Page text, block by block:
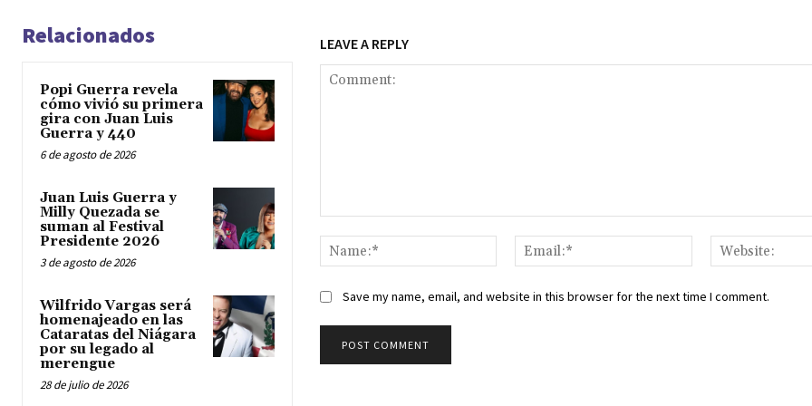
Relacionados
Popi Guerra revela
cómo vivió su primera
gira con Juan Luis
Guerra y 440
6 de agosto de 2026
Juan Luis Guerra y
Milly Quezada se
suman al Festival
Presidente 2026
3 de agosto de 2026
Wilfrido Vargas será
homenajeado en las
Cataratas del Niágara
por su legado al
merengue
28 de julio de 2026
LEAVE A REPLY
Name:*
Email:*
Save my name, email, and website in this browser for the next time I comment.